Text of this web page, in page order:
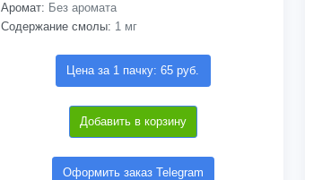
Аромат: Без аромата
Содержание смолы: 1 мг
Цена за 1 пачку: 65 руб.
Добавить в корзину
Оформить заказ Telegram